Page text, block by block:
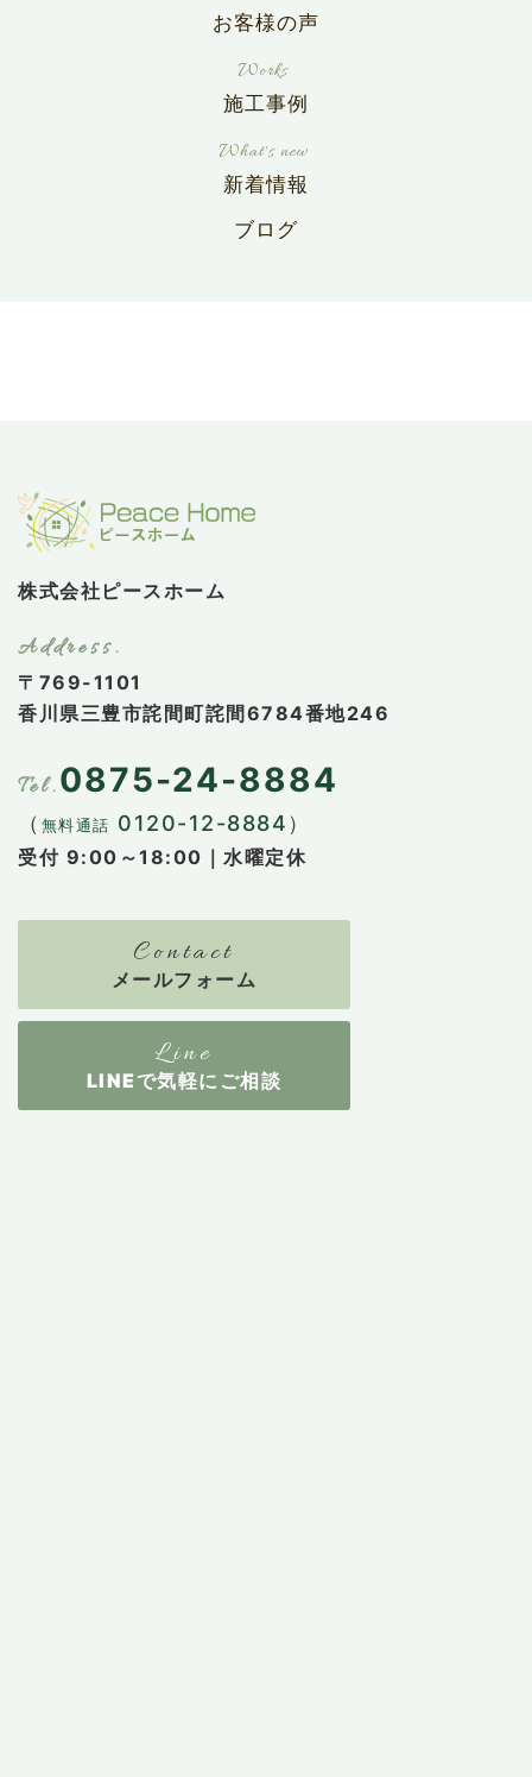
お客様の声
施工事例
新着情報
ブログ
株式会社ピースホーム
〒769-1101
香川県三豊市詫間町詫間6784番地246
0875-24-8884
（ 無料通話 0120-12-8884）
受付 9:00～18:00｜水曜定休
メールフォーム
LINEで気軽にご相談